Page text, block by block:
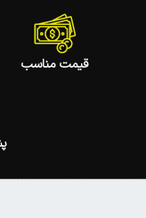
قیمت مناسب